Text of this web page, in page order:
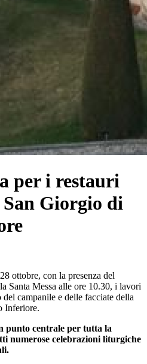
per i restauri
Giorgio di
ottobre, con la presenza del
Santa Messa alle ore 10.30, i lavori
campanile e delle facciate della
Inferiore.
punto centrale per tutta la
numerose celebrazioni liturgiche